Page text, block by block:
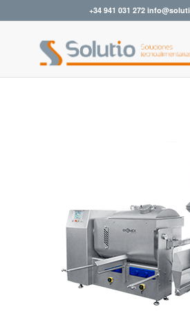
+34 941 031 272